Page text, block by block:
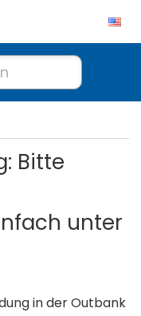
Bitte
unter
in der Outbank